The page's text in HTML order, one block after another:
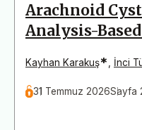
Arachnoid
Analysis-
Kayhan Karakuş* İnci
31 Temmuz 2026Sayfa